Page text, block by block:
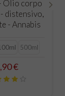
Olio corpo
distensivo,
- Annabis
500ml
€